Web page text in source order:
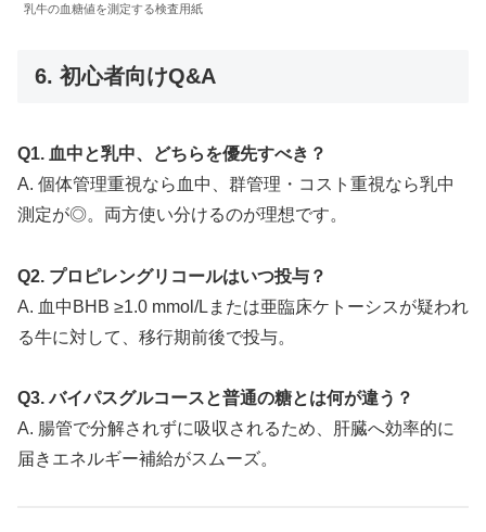
乳牛の血糖値を測定する検査用紙
6. 初心者向けQ&A
Q1. 血中と乳中、どちらを優先すべき？
A. 個体管理重視なら血中、群管理・コスト重視なら乳中
測定が◎。両方使い分けるのが理想です。
Q2. プロピレングリコールはいつ投与？
A. 血中BHB ≥1.0 mmol/Lまたは亜臨床ケトーシスが疑われ
る牛に対して、移行期前後で投与。
Q3. バイパスグルコースと普通の糖とは何が違う？
A. 腸管で分解されずに吸収されるため、肝臓へ効率的に
届きエネルギー補給がスムーズ。